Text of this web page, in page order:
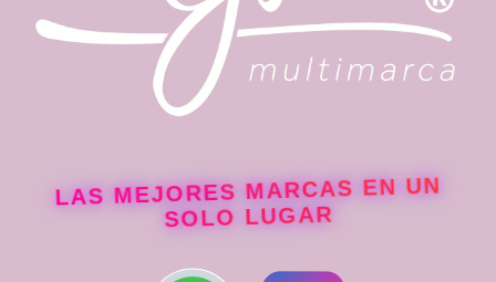
LAS MEJORES MARCAS EN UN
SOLO LUGAR